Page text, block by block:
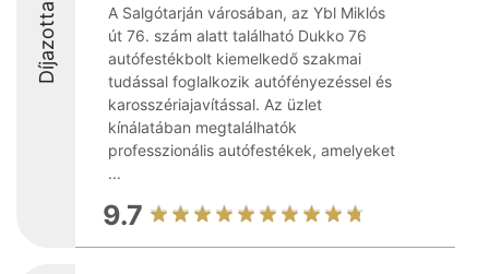
Díjazottak
A Salgótarján városában, az Ybl Miklós
út 76. szám alatt található Dukko 76
autófestékbolt kiemelkedő szakmai
tudással foglalkozik autófényezéssel és
karosszériajavítással. Az üzlet
kínálatában megtalálhatók
professzionális autófestékek, amelyeket
...
9.7